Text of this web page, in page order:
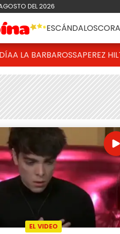
DEL 2026
ESCÁNDALOS
A LA BARBAROSSAPEREZ
EL VIDEO